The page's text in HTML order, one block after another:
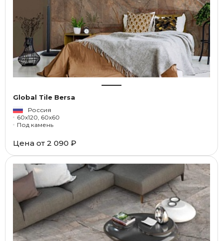
Global Tile Bersa
Россия
60x120, 60x60
Под камень
Цена от 2 090 ₽